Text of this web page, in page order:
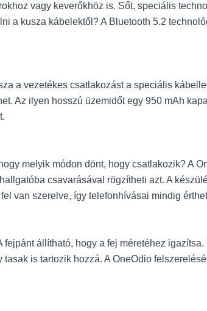
vagy keverőkhöz is. Sőt, speciális
a kusza kábelektől? A Bluetooth 5.2
a vezetékes csatlakozást a speciális
Az ilyen hosszú üzemidőt egy 950 mAh
melyik módon dönt, hogy csatlakozik? A
csavarásával rögzítheti azt. A
van szerelve, így telefonhívásai mindig
állítható, hogy a fej méretéhez
is tartozik hozzá. A OneOdio